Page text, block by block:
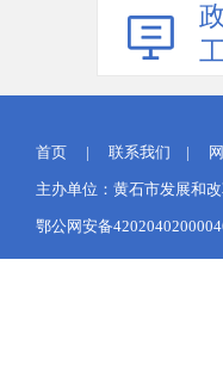
首页 | 联系我们 |
主办单位：黄石市发展和
鄂公网安备